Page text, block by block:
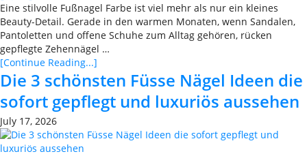
Eine stilvolle Fußnagel Farbe ist viel mehr als nur ein kleines
Beauty-Detail. Gerade in den warmen Monaten, wenn Sandalen,
Pantoletten und offene Schuhe zum Alltag gehören, rücken
gepflegte Zehennägel …
[Continue Reading...]
Die 3 schönsten Füsse Nägel Ideen die
sofort gepflegt und luxuriös aussehen
July 17, 2026